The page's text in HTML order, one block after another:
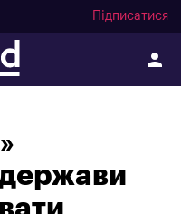
Підписатися
держави